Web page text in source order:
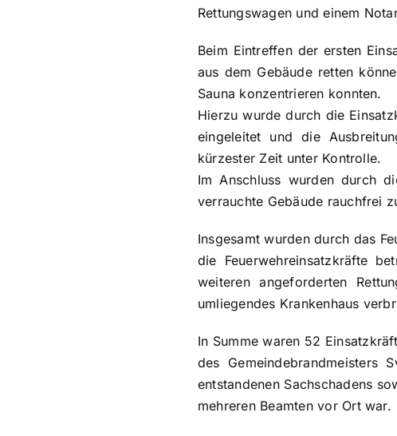
Rettungswagen und einem
Beim Eintreffen der ersten
aus dem Gebäude retten
Sauna konzentrieren konnten.
Hierzu wurde durch die
eingeleitet und die
kürzester Zeit unter Kontrolle.
Im Anschluss wurden durch
verrauchte Gebäude rauchfrei
Insgesamt wurden durch das
die Feuerwehreinsatzkräfte
weiteren angeforderten
umliegendes Krankenhaus
In Summe waren 52
des Gemeindebrandmeisters
entstandenen Sachschadens
mehreren Beamten vor Ort war.